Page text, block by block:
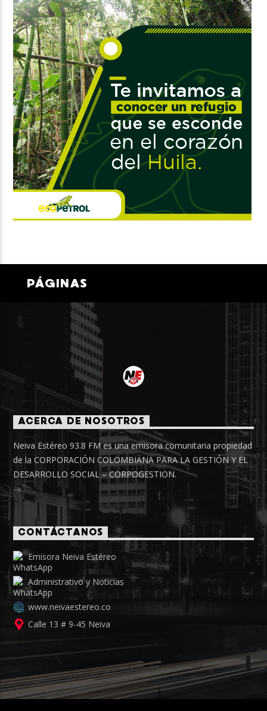
PÁGINAS
ACERCA DE NOSOTROS
Neiva Estéreo 93.8 FM es una emisora comunitaria propiedad
de la CORPORACIÓN COLOMBIANA PARA LA GESTIÓN Y EL
DESARROLLO SOCIAL – CORPOGESTION.
CONTÁCTANOS
Emisora Neiva Estéreo
Administrativo y Noticias
www.neivaestereo.co
Calle 13 # 9-45 Neiva